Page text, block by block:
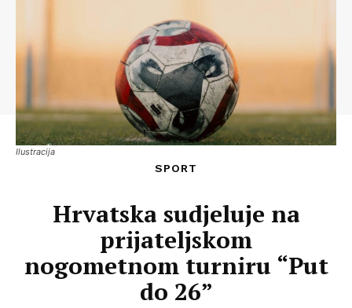
Ilustracija
SPORT
Hrvatska sudjeluje na
prijateljskom
nogometnom turniru “Put
do 26”